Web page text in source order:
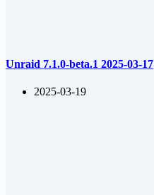
Unraid 7.1.0-beta.1 2025-03-17
2025-03-19